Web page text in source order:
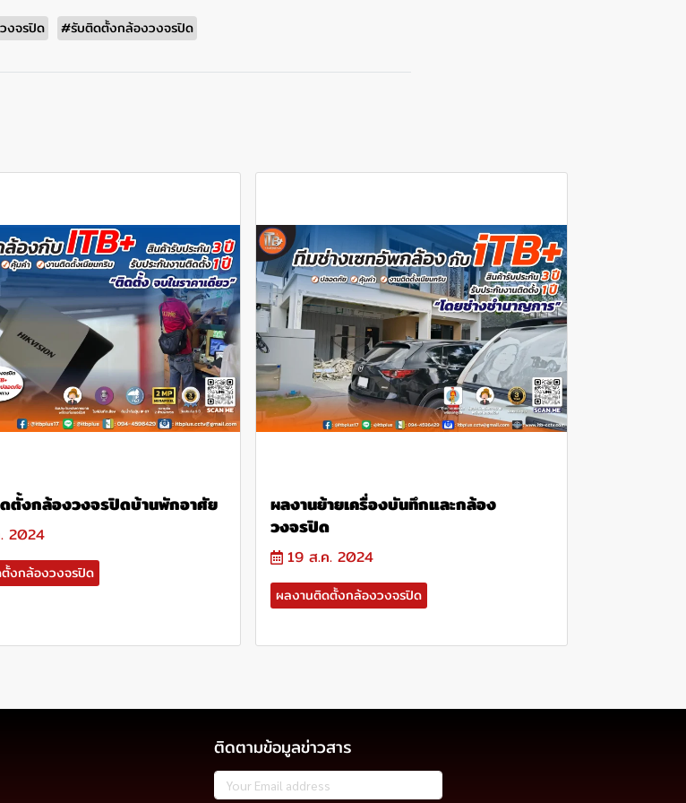
งจรปิด #รับติดตั้งกล้องวงจรปิด
ตั้งกล้องวงจรปิดบ้านพักอาศัย
2024
งกล้องวงจรปิด
ผลงานย้ายเครื่องบันทึกและกล้อง
วงจรปิด
19 ส.ค. 2024
ผลงานติดตั้งกล้องวงจรปิด
ติดตามข้อมูลข่าวสาร